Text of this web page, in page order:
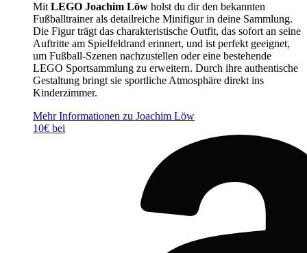
Mit LEGO Joachim Löw holst du dir den bekannten
Fußballtrainer als detailreiche Minifigur in deine Sammlung.
Die Figur trägt das charakteristische Outfit, das sofort an seine
Auftritte am Spielfeldrand erinnert, und ist perfekt geeignet,
um Fußball-Szenen nachzustellen oder eine bestehende
LEGO Sportsammlung zu erweitern. Durch ihre authentische
Gestaltung bringt sie sportliche Atmosphäre direkt ins
Kinderzimmer.
Mehr Informationen zu Joachim Löw
10€ bei